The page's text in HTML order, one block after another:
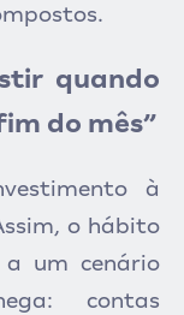
quando
do mês”
à
o hábito
um cenário
contas